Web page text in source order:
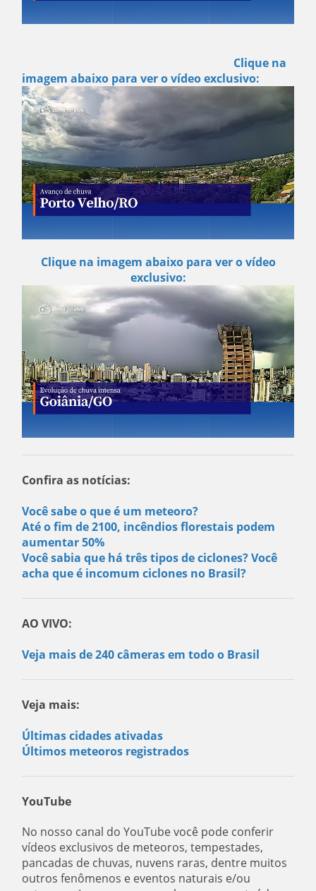
Clique na
imagem abaixo para ver o vídeo exclusivo:
Clique na imagem abaixo para ver o vídeo
exclusivo:
Confira as notícias:
Você sabe o que é um meteoro?
Até o fim de 2100, incêndios florestais podem
aumentar 50%
Você sabia que há três tipos de ciclones? Você
acha que é incomum ciclones no Brasil?
AO VIVO:
Veja mais de 240 câmeras em todo o Brasil
Veja mais:
Últimas cidades ativadas
Últimos meteoros registrados
YouTube
No nosso canal do YouTube você pode conferir
vídeos exclusivos de meteoros, tempestades,
pancadas de chuvas, nuvens raras, dentre muitos
outros fenômenos e eventos naturais e/ou